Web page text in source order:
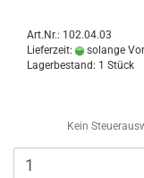
Art.Nr.: 102.04.03
Lieferzeit:
solange
Lagerbestand: 1 Stück
Kein